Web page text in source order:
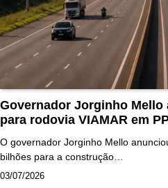
Governador Jorginho Mello
para rodovia VIAMAR em
O governador Jorginho Mello
bilhões para a construção…
03/07/2026